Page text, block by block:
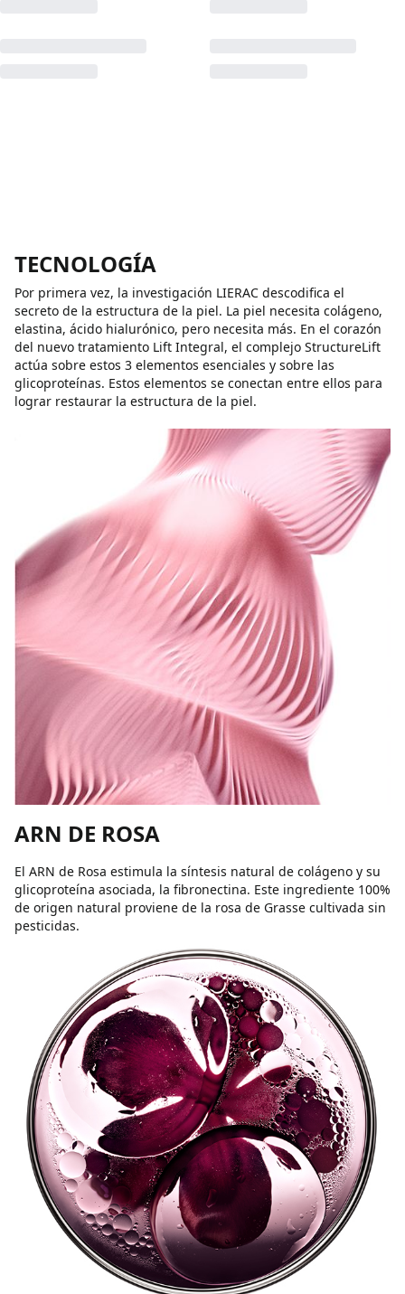
TECNOLOGÍA
Por primera vez, la investigación LIERAC descodifica el
secreto de la estructura de la piel. La piel necesita colágeno,
elastina, ácido hialurónico, pero necesita más. En el corazón
del nuevo tratamiento Lift Integral, el complejo StructureLift
actúa sobre estos 3 elementos esenciales y sobre las
glicoproteínas. Estos elementos se conectan entre ellos para
lograr restaurar la estructura de la piel.
ARN DE ROSA
El ARN de Rosa estimula la síntesis natural de colágeno y su
glicoproteína asociada, la fibronectina. Este ingrediente 100%
de origen natural proviene de la rosa de Grasse cultivada sin
pesticidas.